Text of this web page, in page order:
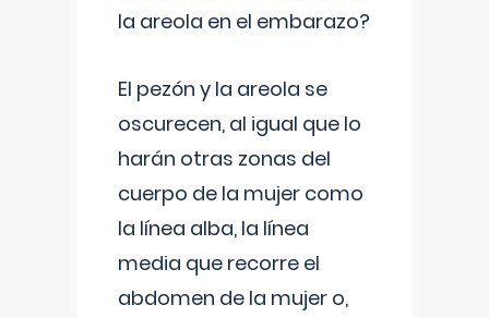
la areola en el embarazo?
El pezón y la areola se
oscurecen, al igual que lo
harán otras zonas del
cuerpo de la mujer como
la línea alba, la línea
media que recorre el
abdomen de la mujer o,